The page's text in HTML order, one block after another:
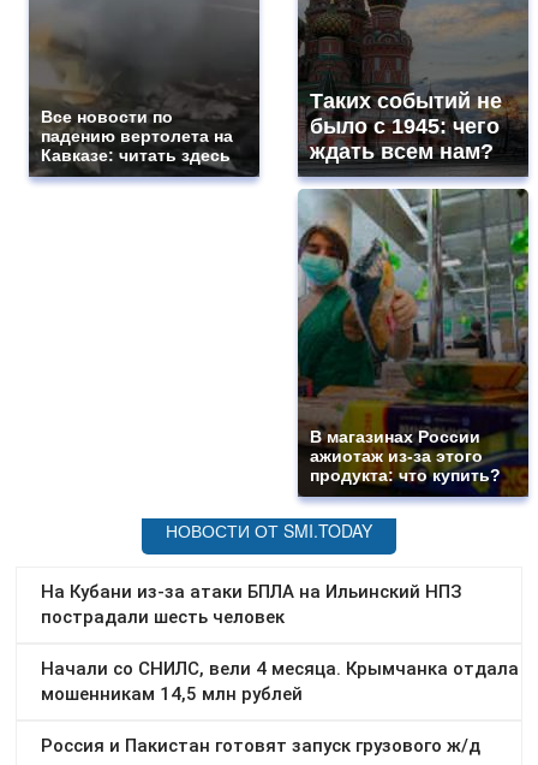
Все новости по
падению вертолета на
Кавказе: читать здесь
Таких событий не
было с 1945: чего
ждать всем нам?
В магазинах России
ажиотаж из-за этого
продукта: что купить?